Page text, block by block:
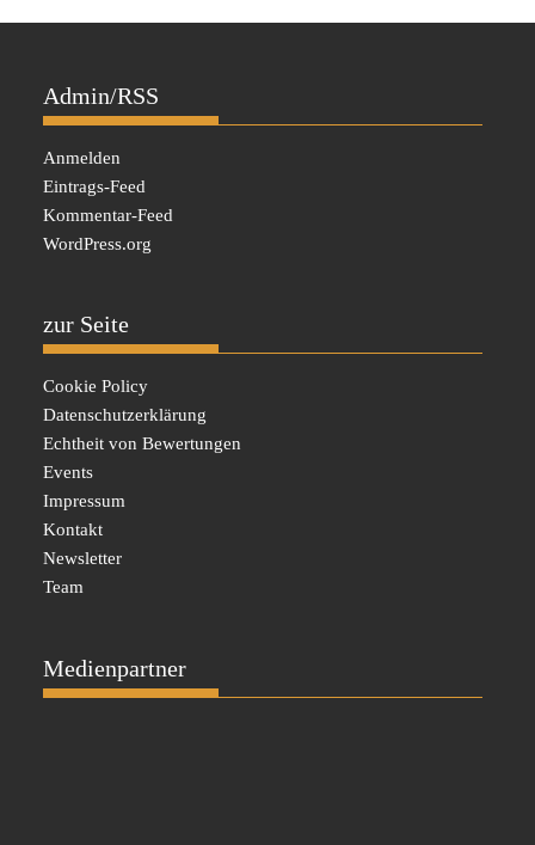
Admin/RSS
Anmelden
Eintrags-Feed
Kommentar-Feed
WordPress.org
zur Seite
Cookie Policy
Datenschutzerklärung
Echtheit von Bewertungen
Events
Impressum
Kontakt
Newsletter
Team
Medienpartner